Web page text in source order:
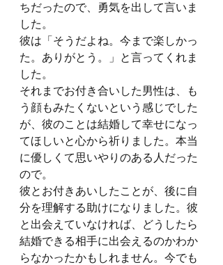
ちだったので、勇気を出して言いま
した。
彼は「そうだよね。今まで楽しかっ
た。ありがとう。」と言ってくれま
した。
それまでお付き合いした男性は、も
う顔もみたくないという感じでした
が、彼のことは結婚して幸せになっ
てほしいと心から祈りました。本当
に優しくて思いやりのある人だった
ので。
彼とお付きあいしたことが、後に自
分を理解する助けになりました。彼
と出会えていなければ、どうしたら
結婚できる相手に出会えるのかわか
らなかったかもしれません。今でも